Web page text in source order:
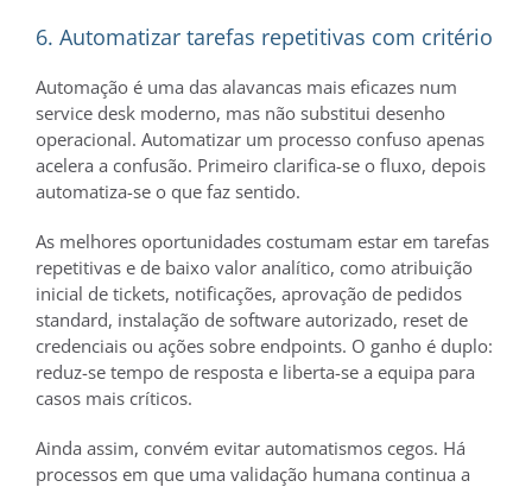
6. Automatizar tarefas repetitivas com critério
Automação é uma das alavancas mais eficazes num
service desk moderno, mas não substitui desenho
operacional. Automatizar um processo confuso apenas
acelera a confusão. Primeiro clarifica-se o fluxo, depois
automatiza-se o que faz sentido.
As melhores oportunidades costumam estar em tarefas
repetitivas e de baixo valor analítico, como atribuição
inicial de tickets, notificações, aprovação de pedidos
standard, instalação de software autorizado, reset de
credenciais ou ações sobre endpoints. O ganho é duplo:
reduz-se tempo de resposta e liberta-se a equipa para
casos mais críticos.
Ainda assim, convém evitar automatismos cegos. Há
processos em que uma validação humana continua a